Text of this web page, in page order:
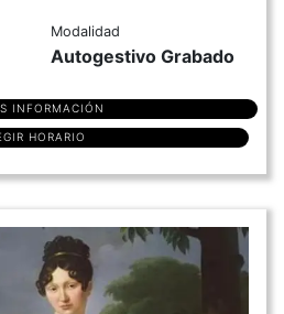
Modalidad
Autogestivo Grabado
INFORMACIÓN
HORARIO